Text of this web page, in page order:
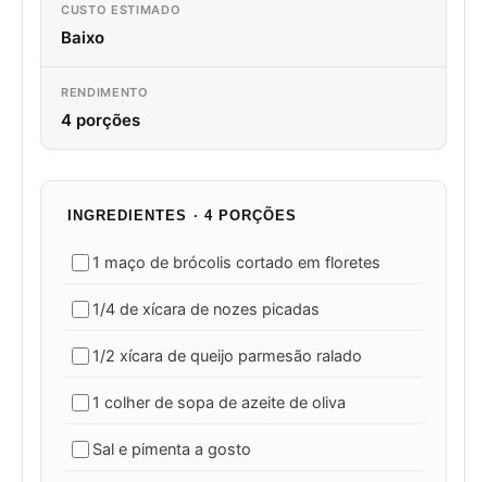
CUSTO ESTIMADO
Baixo
RENDIMENTO
4 porções
INGREDIENTES · 4 PORÇÕES
1 maço de brócolis cortado em floretes
1/4 de xícara de nozes picadas
1/2 xícara de queijo parmesão ralado
1 colher de sopa de azeite de oliva
Sal e pimenta a gosto